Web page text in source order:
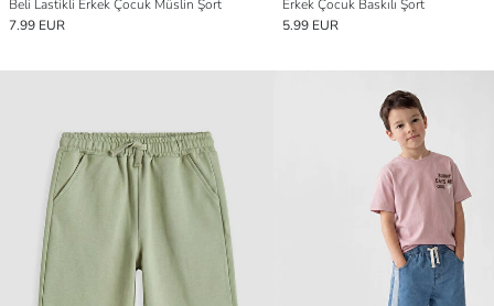
Beli Lastikli Erkek Çocuk Müslin Şort
7.99 EUR
Erkek Çocuk Baskılı Şort
5.99 EUR